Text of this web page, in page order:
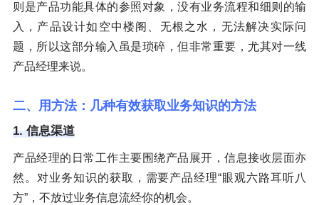
则是产品功能具体的参照对象，没有业务流程和细则的输
入，产品设计如空中楼阁、无根之水，无法解决实际问
题，所以这部分输入虽是琐碎，但非常重要，尤其对一线
产品经理来说。
二、用方法：几种有效获取业务知识的方法
1. 信息渠道
产品经理的日常工作主要围绕产品展开，信息接收层面亦
然。对业务知识的获取，需要产品经理“眼观六路耳听八
方”，不放过业务信息流经你的机会。